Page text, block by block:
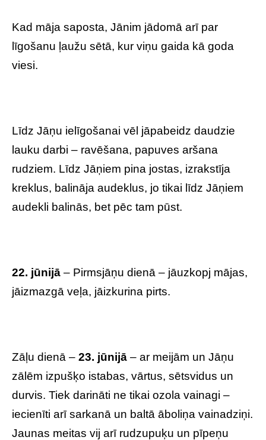
Kad māja saposta, Jānim jādomā arī par
līgošanu ļaužu sētā, kur viņu gaida kā goda
viesi.
Līdz Jāņu ielīgošanai vēl jāpabeidz daudzie
lauku darbi – ravēšana, papuves aršana
rudziem. Līdz Jāņiem pina jostas, izrakstīja
kreklus, balināja audeklus, jo tikai līdz Jāņiem
audekli balinās, bet pēc tam pūst.
22. jūnijā – Pirmsjāņu dienā – jāuzkopj mājas,
jāizmazgā veļa, jāizkurina pirts.
Zāļu dienā – 23. jūnijā – ar meijām un Jāņu
zālēm izpušķo istabas, vārtus, sētsvidus un
durvis. Tiek darināti ne tikai ozola vainagi –
iecienīti arī sarkanā un baltā āboliņa vainadziņi.
Jaunas meitas vij arī rudzupuķu un pīpeņu